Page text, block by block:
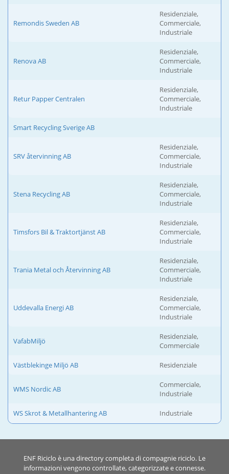
Remondis Sweden AB
Residenziale,
Commerciale,
Industriale
Renova AB
Residenziale,
Commerciale,
Industriale
Retur Papper Centralen
Residenziale,
Commerciale,
Industriale
Smart Recycling Sverige AB
SRV återvinning AB
Residenziale,
Commerciale,
Industriale
Stena Recycling AB
Residenziale,
Commerciale,
Industriale
Timsfors Bil & Traktortjänst AB
Residenziale,
Commerciale,
Industriale
Trania Metal och Återvinning AB
Residenziale,
Commerciale,
Industriale
Uddevalla Energi AB
Residenziale,
Commerciale,
Industriale
VafabMiljö
Residenziale,
Commerciale
Västblekinge Miljö AB Residenziale
WMS Nordic AB
Commerciale,
Industriale
WS Skrot & Metallhantering AB Industriale
ENF Riciclo è una directory completa di compagnie riciclo. Le
informazioni vengono controllate, categorizzate e connesse.